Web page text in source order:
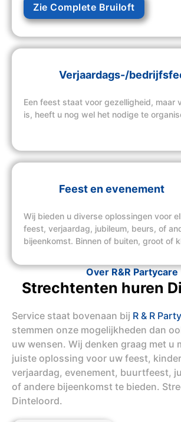
Zie Complete Bruiloft
Verjaardags-/
Een feest staat voor gezelligheid, maar
is, heeft u nog wel het nodige te
Feest en evenement
Wij bieden u diverse oplossingen voor
feest, verjaardag, jubileum, beurs, of
bijeenkomst. Binnen of buiten, groot of
Over R&R Partycare
Strechtenten huren
Service staat bovenaan bij R & R
stemmen onze mogelijkheden dan
uw wensen. Wij denken graag met u
juiste oplossing voor uw feest,
verjaardag, evenement, buurtfeest,
of andere bijeenkomst te bieden.
Dinteloord.